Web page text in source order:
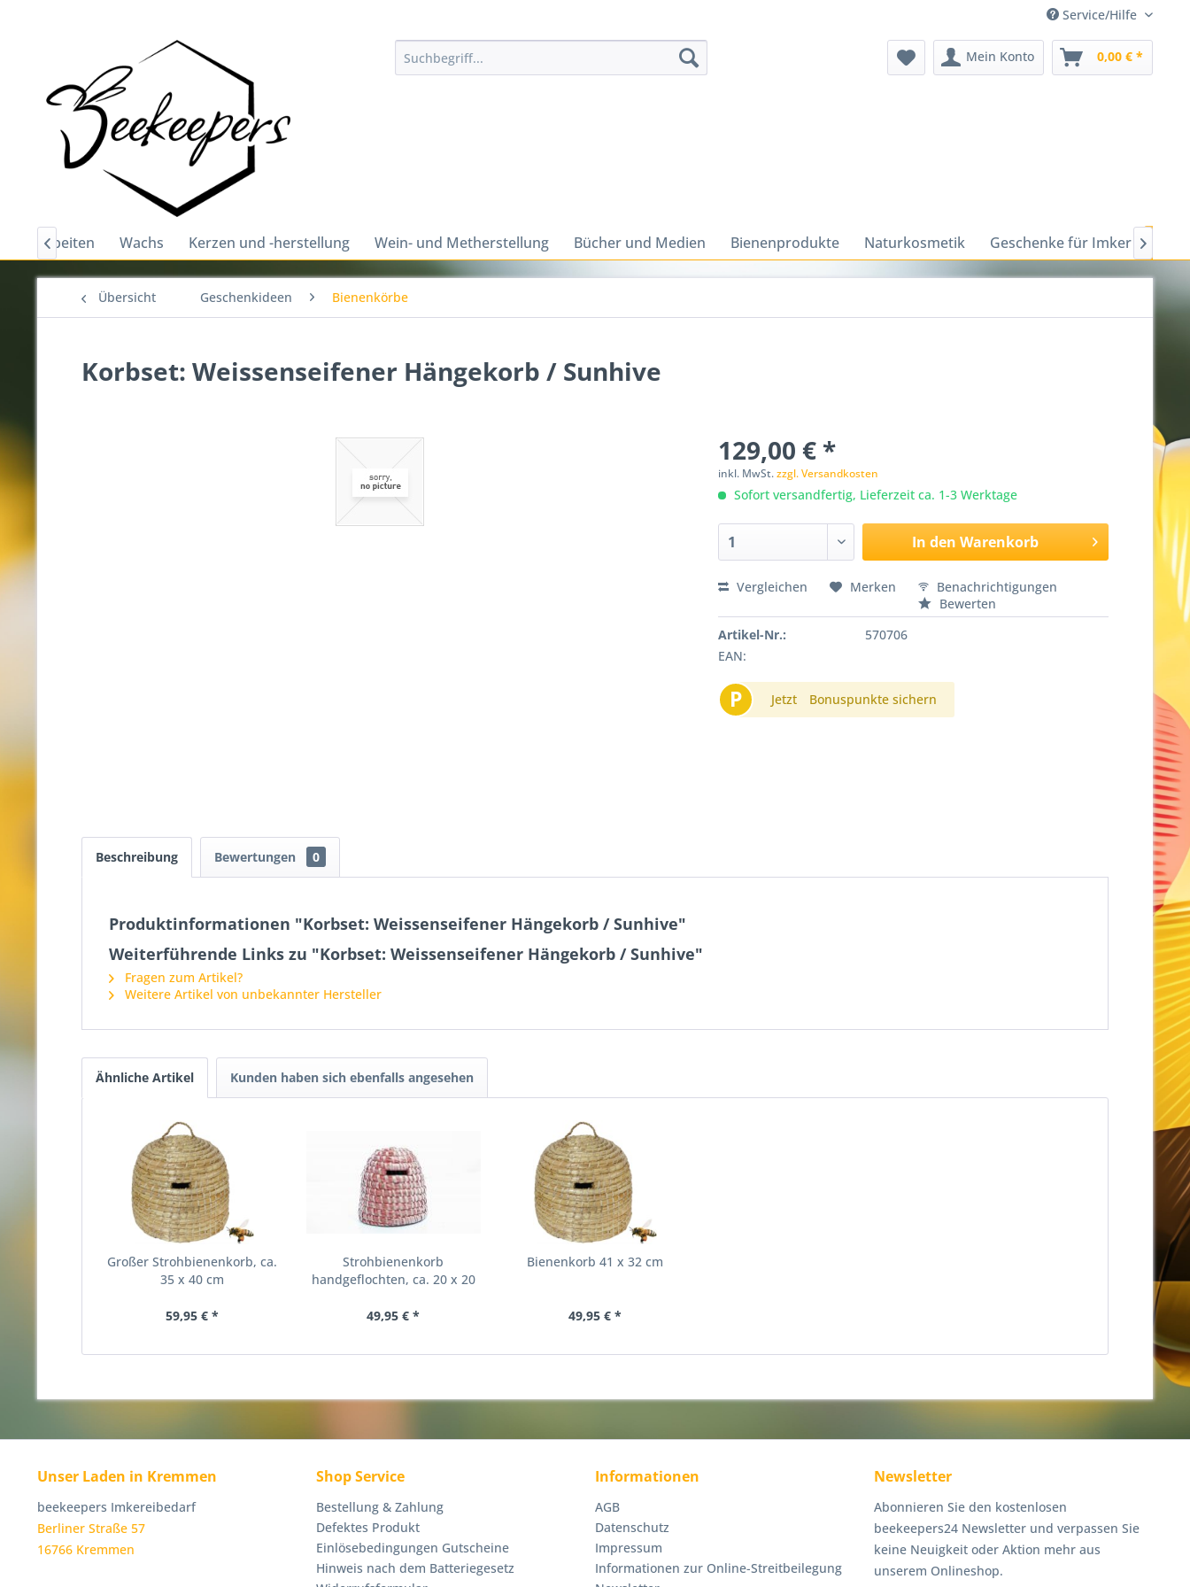
Service/Hilfe
Mein Konto 0,00 € *
bearbeiten Wachs Kerzen und -herstellung Wein- und Metherstellung Bücher und Medien Bienenprodukte Naturkosmetik Geschenke für Imker
 
Übersicht Geschenkideen Bienenkörbe
Korbset: Weissenseifener Hängekorb / Sunhive
129,00 € *
inkl. MwSt.zzgl. Versandkosten
Sofort versandfertig, Lieferzeit ca. 1-3 Werktage
In den Warenkorb
Vergleichen Merken
Benachrichtigungen
Bewerten
Artikel-Nr.:
570706
EAN:
P Jetzt Bonuspunkte sichern
Beschreibung Bewertungen 0
Produktinformationen "Korbset: Weissenseifener Hängekorb / Sunhive"
Weiterführende Links zu "Korbset: Weissenseifener Hängekorb / Sunhive"
Fragen zum Artikel?
Weitere Artikel von unbekannter Hersteller
Ähnliche Artikel Kunden haben sich ebenfalls angesehen
Großer Strohbienenkorb, ca.
35 x 40 cm
59,95 € *
Strohbienenkorb
handgeflochten, ca. 20 x 20
49,95 € *
Bienenkorb 41 x 32 cm
49,95 € *
Unser Laden in Kremmen
beekeepers Imkereibedarf
Berliner Straße 57
16766 Kremmen
Shop Service
Bestellung & Zahlung
Defektes Produkt
Einlösebedingungen Gutscheine
Hinweis nach dem Batteriegesetz
Informationen
AGB
Datenschutz
Impressum
Informationen zur Online-Streitbeilegung
Newsletter
Abonnieren Sie den kostenlosen
beekeepers24 Newsletter und verpassen Sie
keine Neuigkeit oder Aktion mehr aus
unserem Onlineshop.